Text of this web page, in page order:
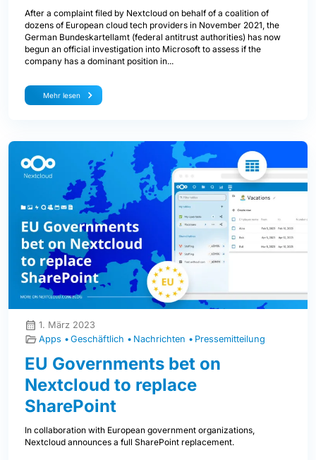
After a complaint filed by Nextcloud on behalf of a coalition of
dozens of European cloud tech providers in November 2021, the
German Bundeskartellamt (federal antitrust authorities) has now
begun an official investigation into Microsoft to assess if the
company has a dominant position in...
Mehr lesen
1. März 2023
Apps
Geschäftlich Nachrichten Pressemitteilung
EU Governments bet on
Nextcloud to replace
SharePoint
In collaboration with European government organizations,
Nextcloud announces a full SharePoint replacement.